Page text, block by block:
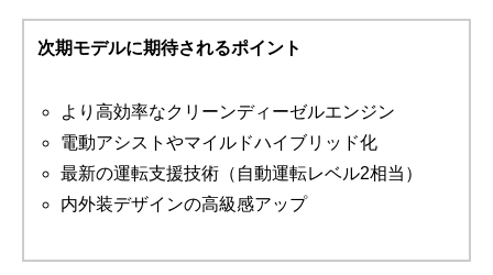
次期モデルに期待されるポイント
より高効率なクリーンディーゼルエンジン
電動アシストやマイルドハイブリッド化
最新の運転支援技術（自動運転レベル2相当）
内外装デザインの高級感アップ